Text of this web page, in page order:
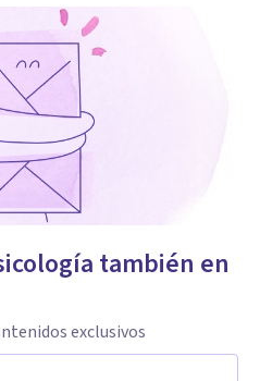
también en
exclusivos